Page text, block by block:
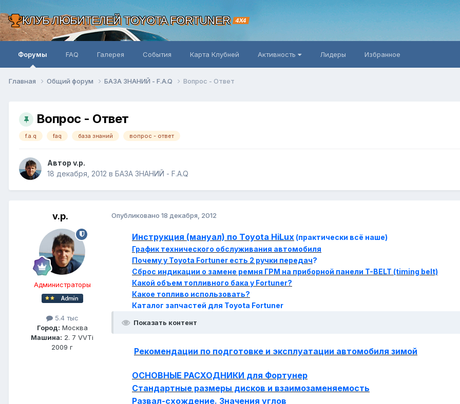
КЛУБ ЛЮБИТЕЛЕЙ TOYOTA FORTUNER 4X4
Форумы FAQ Галерея События Карта Клубней Активность Лидеры Избранное
Главная Общий форум БАЗА ЗНАНИЙ - F.A.Q Вопрос - Ответ
Вопрос - Ответ
f.a.q faq база знаний вопрос - ответ
Автор v.p.
18 декабря, 2012 в БАЗА ЗНАНИЙ - F.A.Q
v.p.
Администраторы
5.4 тыс
Город: Москва
Машина: 2. 7 VVTi
2009 г
Опубликовано 18 декабря, 2012
Инструкция (мануал) по Toyota HiLux (практически всё наше)
График технического обслуживания автомобиля
Почему у Toyota Fortuner есть 2 ручки передач?
Сброс индикации о замене ремня ГРМ на приборной панели T-BELT (timing belt)
Какой объем топливного бака у Fortuner?
Какое топливо использовать?
Каталог запчастей для Toyota Fortuner
Показать контент
Рекомендации по подготовке и эксплуатации автомобиля зимой
ОСНОВНЫЕ РАСХОДНИКИ для Фортунер
Стандартные размеры дисков и взаимозаменяемость
Развал-схождение. Значения углов